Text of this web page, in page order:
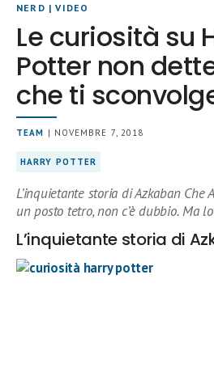
NERD |VIDEO
Le curiosità su
Potter non
che ti
TEAM | NOVEMBRE 7, 2018
HARRY POTTER
L’inquietante storia di Azkaban Che
un posto tetro, non c’è dubbio. Ma
L’inquietante storia di